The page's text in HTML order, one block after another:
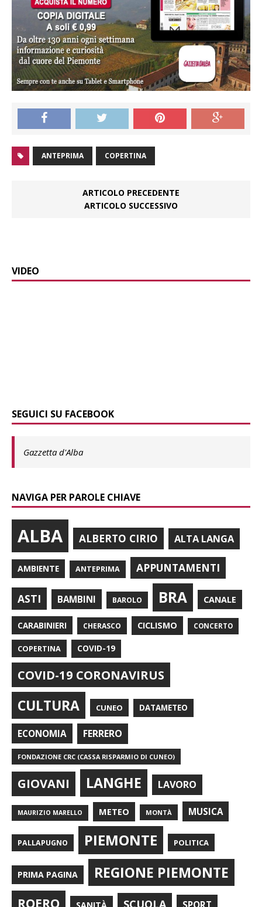
ANTEPRIMA COPERTINA
ARTICOLO PRECEDENTE
ARTICOLO SUCCESSIVO
VIDEO
SEGUICI SU FACEBOOK
Gazzetta d'Alba
NAVIGA PER PAROLE CHIAVE
ALBA ALBERTO CIRIO ALTA LANGA
AMBIENTE ANTEPRIMA APPUNTAMENTI
ASTI BAMBINI BAROLO BRA CANALE
CARABINIERI CHERASCO CICLISMO CONCERTO
COPERTINA COVID-19
COVID-19 CORONAVIRUS
CULTURA CUNEO DATAMETEO
ECONOMIA FERRERO
FONDAZIONE CRC (CASSA RISPARMIO DI CUNEO)
GIOVANI LANGHE LAVORO
MAURIZIO MARELLO METEO MONTÀ MUSICA
PALLAPUGNO PIEMONTE POLITICA
PRIMA PAGINA REGIONE PIEMONTE
ROERO